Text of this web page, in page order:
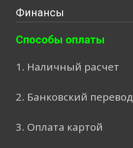
Финансы
Способы оплаты
1. Наличный расчет
2. Банковский перевод
3. Оплата картой